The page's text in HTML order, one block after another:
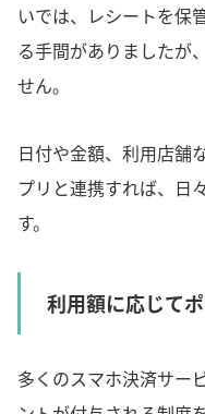
いでは、レシートを保
る手間がありましたが
せん。
日付や金額、利用店舗
プリと連携すれば、日
す。
利用額に応じて
多くのスマホ決済サー